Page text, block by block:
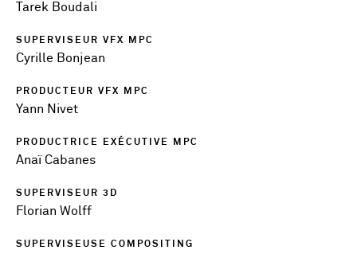
Tarek Boudali
SUPERVISEUR VFX MPC
Cyrille Bonjean
PRODUCTEUR VFX MPC
Yann Nivet
PRODUCTRICE EXÉCUTIVE MPC
Anaï Cabanes
SUPERVISEUR 3D
Florian Wolff
SUPERVISEUSE COMPOSITING